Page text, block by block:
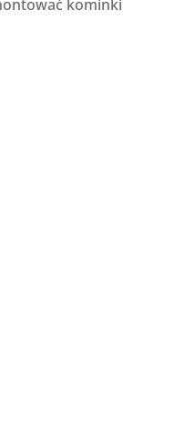
kominki